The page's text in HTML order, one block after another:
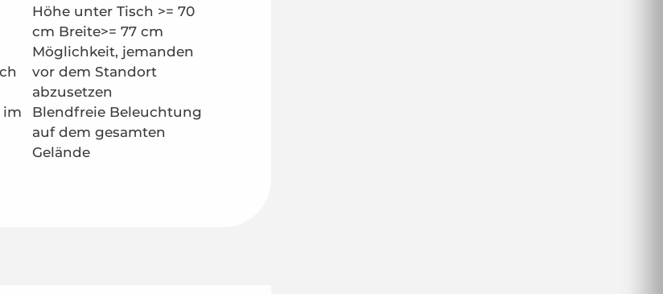
Höhe unter Tisch >= 70
cm Breite>= 77 cm
Möglichkeit, jemanden
vor dem Standort
abzusetzen
im
Blendfreie Beleuchtung
auf dem gesamten
Gelände